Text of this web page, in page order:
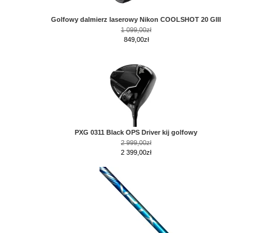
Golfowy dalmierz laserowy Nikon COOLSHOT 20 GIII
1 099,00zł
849,00zł
PXG 0311 Black OPS Driver kij golfowy
2 999,00zł
2 399,00zł